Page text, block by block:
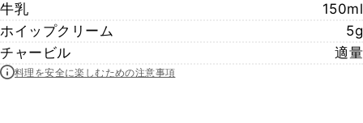
牛乳
150ml
ホイップクリーム
5g
チャービル
適量
料理を安全に楽しむための注意事項